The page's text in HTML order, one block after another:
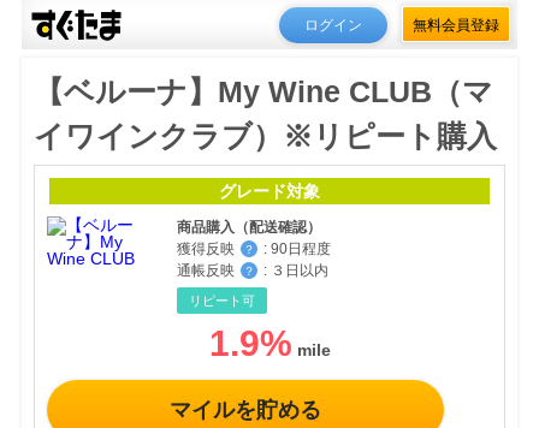
ログイン 無料会員登録
【ベルーナ】My Wine CLUB（マ
イワインクラブ）※リピート購入
グレード対象
商品購入（配送確認）
獲得反映
？ : 90日程度
通帳反映
？ : ３日以内
リピート可
1.9%
マイルを貯める